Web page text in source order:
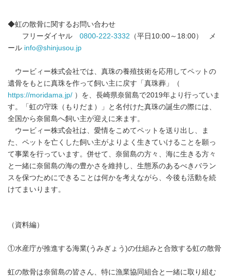
◆虹の散骨に関するお問い合わせ
フリーダイヤル 0800-222-3332 （平日10:00～18:00） メ
ール info@shinjusou.jp
ウービィー株式会社では、真珠の養殖技術を応用してペットの
遺骨をもとに真珠を作って飼い主に戻す「真珠葬」（
https://moridama.jp/ ）を、長崎県奈留島で2019年より行っていま
す。「虹の守珠（もりだま）」と名付けた真珠の誕生の際には、
全国から奈留島へ飼い主が迎えに来ます。
ウービィー株式会社は、愛情をこめてペットを送り出し、ま
た、ペットを亡くした飼い主がよりよく生きていけることを願っ
て事業を行っています。併せて、奈留島の方々、海に生きる方々
と一緒に奈留島の海の豊かさを維持し、生態系のあるべきバラン
スを保つためにできることは何かを考えながら、今後も活動を続
けてまいります。
（資料編）
①水産庁が推進する海業(うみぎょう)の仕組みと合致する虹の散骨
虹の散骨は奈留島の皆さん、特に漁業協同組合と一緒に取り組む